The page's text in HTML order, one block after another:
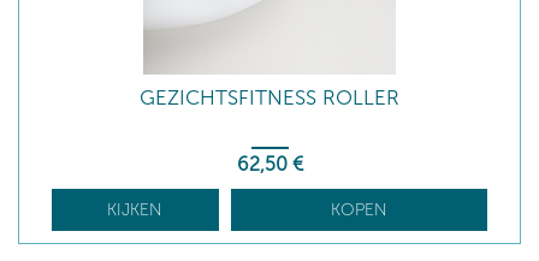
GEZICHTSFITNESS ROLLER
62,50 €
KIJKEN KOPEN